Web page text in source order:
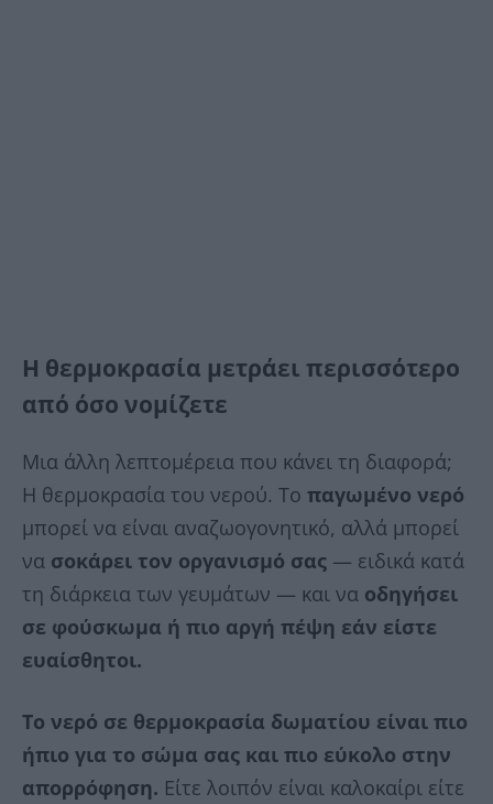
Η θερμοκρασία μετράει περισσότερο
από όσο νομίζετε
Μια άλλη λεπτομέρεια που κάνει τη διαφορά;
Η θερμοκρασία του νερού. Το παγωμένο νερό
μπορεί να είναι αναζωογονητικό, αλλά μπορεί
να σοκάρει τον οργανισμό σας — ειδικά κατά
τη διάρκεια των γευμάτων — και να οδηγήσει
σε φούσκωμα ή πιο αργή πέψη εάν είστε
ευαίσθητοι.
Το νερό σε θερμοκρασία δωματίου είναι πιο
ήπιο για το σώμα σας και πιο εύκολο στην
απορρόφηση. Είτε λοιπόν είναι καλοκαίρι είτε